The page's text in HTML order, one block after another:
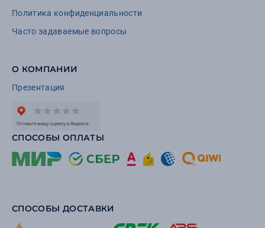
Политика конфиденциальности
Часто задаваемые вопросы
О КОМПАНИИ
Презентация
СПОСОБЫ ОПЛАТЫ
СПОСОБЫ ДОСТАВКИ